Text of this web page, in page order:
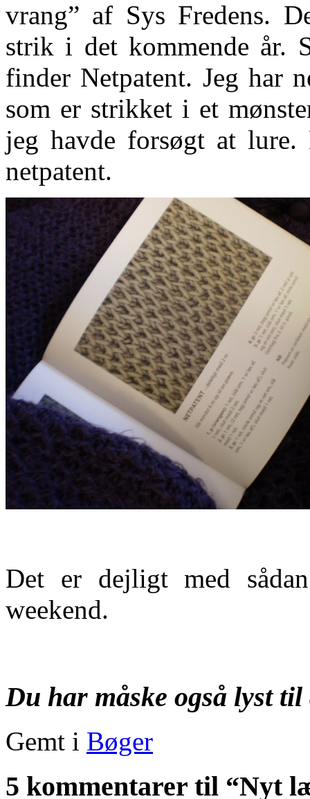
vrang” af Sys Fredens.
strik i det kommende år.
finder Netpatent. Jeg har
som er strikket i et
jeg havde forsøgt at
netpatent.
Det er dejligt med
weekend.
Du har måske også lyst
Gemt i Bøger
5 kommentarer til “Nyt